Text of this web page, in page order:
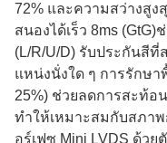
72% และความสว่างสูง
สนองได้เร็ว 8ms (GtG)
(L/R/U/D) รับประกันสี
แหน่งนั่งใด ๆ การรักษ
25%) ช่วยลดการสะท้อ
ทําให้เหมาะสมกับสภา
อร์เฟซ Mini LVDS ด้ว